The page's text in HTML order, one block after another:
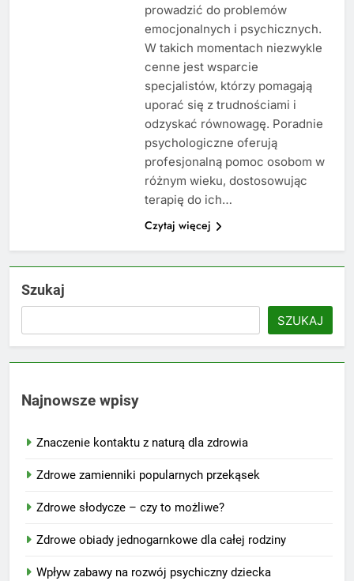
prowadzić do problemów
emocjonalnych i psychicznych.
W takich momentach niezwykle
cenne jest wsparcie
specjalistów, którzy pomagają
uporać się z trudnościami i
odzyskać równowagę. Poradnie
psychologiczne oferują
profesjonalną pomoc osobom w
różnym wieku, dostosowując
terapię do ich…
Czytaj więcej
Szukaj
SZUKAJ
Najnowsze wpisy
Znaczenie kontaktu z naturą dla zdrowia
Zdrowe zamienniki popularnych przekąsek
Zdrowe słodycze – czy to możliwe?
Zdrowe obiady jednogarnkowe dla całej rodziny
Wpływ zabawy na rozwój psychiczny dziecka